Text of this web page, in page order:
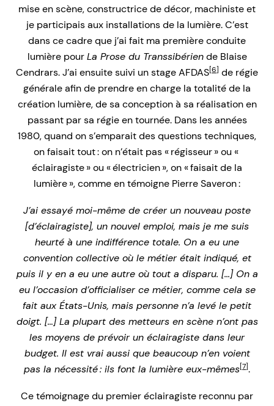
mise en scène, constructrice de décor, machiniste et
je participais aux installations de la lumière. C’est
dans ce cadre que j’ai fait ma première conduite
lumière pourLa Prose du Transsibériende Blaise
Cendrars. J’ai ensuite suivi un stage AFDAS[6] de régie
générale afin de prendre en charge la totalité de la
création lumière, de sa conception à sa réalisation en
passant par sa régie en tournée. Dans les années
1980, quand on s’emparait des questions techniques,
on faisait tout : on n’était pas « régisseur » ou «
éclairagiste » ou « électricien », on « faisait de la
lumière », comme en témoigne Pierre Saveron :
J’ai essayé moi-même de créer un nouveau poste
[d’éclairagiste], un nouvel emploi, mais je me suis
heurté à une indifférence totale. On a eu une
convention collective où le métier était indiqué, et
puis il y en a eu une autre où tout a disparu. […] On a
eu l’occasion d’officialiser ce métier, comme cela se
fait aux États-Unis, mais personne n’a levé le petit
doigt. […] La plupart des metteurs en scène n’ont pas
les moyens de prévoir un éclairagiste dans leur
budget. Il est vrai aussi que beaucoup n’en voient
pas la nécessité : ils font la lumière eux-mêmes[7].
Ce témoignage du premier éclairagiste reconnu par